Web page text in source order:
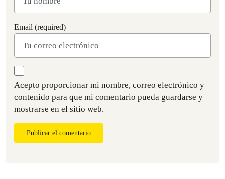
Email (required)
Acepto proporcionar mi nombre, correo electrónico y
contenido para que mi comentario pueda guardarse y
mostrarse en el sitio web.
Publicar el comentario